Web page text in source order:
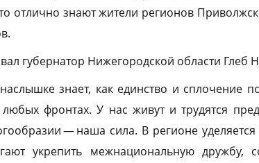
знают жители регионов
губернатор Нижегородской области Глеб
знает, как единство и сплочение
фронтах. У нас живут и трудятся
— наша сила. В регионе
укрепить межнациональную дружбу,